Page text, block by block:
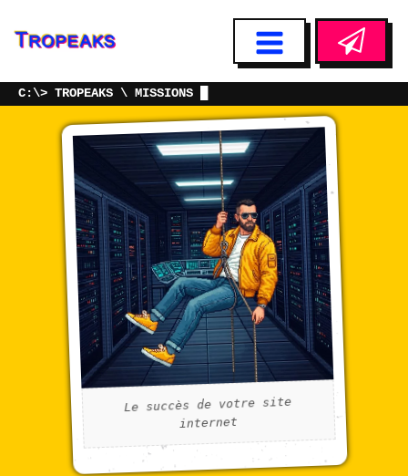
TROPEAKS MISSIONS
Le succès de votre site
internet